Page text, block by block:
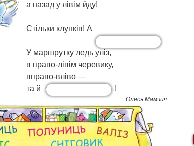
а назад у лівім йду!
Стільки клунків! А
У маршрутку ледь уліз,
в право-лівім черевику,
вправо-вліво —
та й
!
Олеся Мамчич